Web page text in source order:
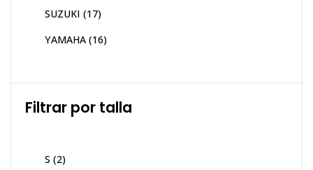
SUZUKI (17)
YAMAHA (16)
Filtrar por talla
S (2)